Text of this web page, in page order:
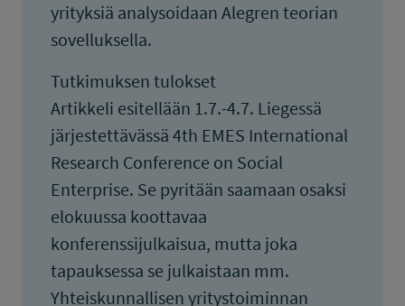
yrityksiä analysoidaan Alegren teorian
sovelluksella.
Tutkimuksen tulokset
Artikkeli esitellään 1.7.-4.7. Liegessä
järjestettävässä 4th EMES International
Research Conference on Social
Enterprise. Se pyritään saamaan osaksi
elokuussa koottavaa
konferenssijulkaisua, mutta joka
tapauksessa se julkaistaan mm.
Yhteiskunnallisen yritystoiminnan